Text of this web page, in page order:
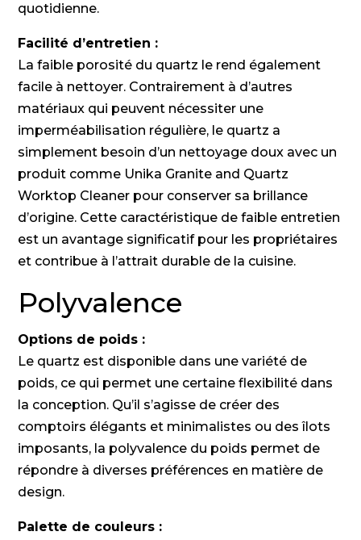
quotidienne.
Facilité d’entretien :
La faible porosité du quartz le rend également
facile à nettoyer. Contrairement à d’autres
matériaux qui peuvent nécessiter une
imperméabilisation régulière, le quartz a
simplement besoin d’un nettoyage doux avec un
produit comme Unika Granite and Quartz
Worktop Cleaner pour conserver sa brillance
d’origine. Cette caractéristique de faible entretien
est un avantage significatif pour les propriétaires
et contribue à l’attrait durable de la cuisine.
Polyvalence
Options de poids :
Le quartz est disponible dans une variété de
poids, ce qui permet une certaine flexibilité dans
la conception. Qu’il s’agisse de créer des
comptoirs élégants et minimalistes ou des îlots
imposants, la polyvalence du poids permet de
répondre à diverses préférences en matière de
design.
Palette de couleurs :